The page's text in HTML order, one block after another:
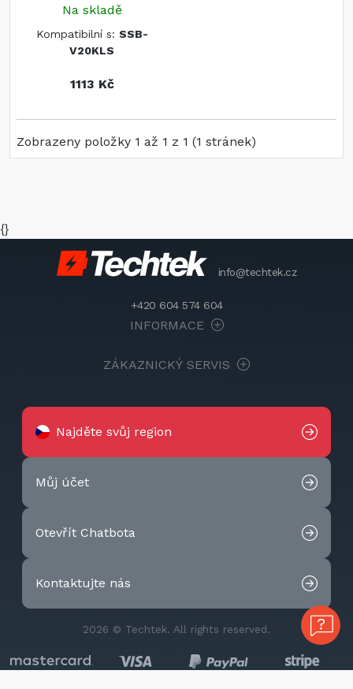
Na skladě
Kompatibilní s: SSB-
V20KLS
1113 Kč
Zobrazeny položky 1 až 1 z 1 (1 stránek)
{}
info@techtek.cz
+420 604 574 604
INFORMACE
ZÁKAZNICKÝ SERVIS
Najděte svůj region
Můj účet
Otevřít Chatbota
Kontaktujte nás
2026 © Techtek. All rights reserved.